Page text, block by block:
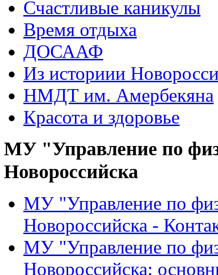
Счастливые каникулы
Время отдыха
ДОСААФ
Из историии
НМДТ им. Амербекяна
Красота и здоровье
МУ "Управление по
Новороссийска
МУ "Управление по
Новороссийска -
МУ "Управление по
Новороссийска: